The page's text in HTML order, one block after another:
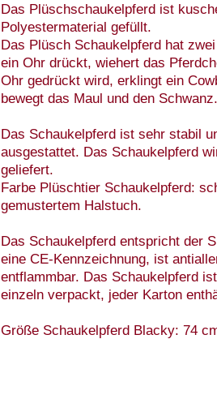
Das Plüschschaukelpferd ist
Polyestermaterial gefüllt.
Das Plüsch Schaukelpferd hat
ein Ohr drückt, wiehert das
Ohr gedrückt wird, erklingt ein
bewegt das Maul und den Schwanz.
Das Schaukelpferd ist sehr stabil
ausgestattet. Das Schaukelpferd
geliefert.
Farbe Plüschtier Schaukelpferd:
gemustertem Halstuch.
Das Schaukelpferd entspricht der
eine CE-Kennzeichnung, ist
entflammbar. Das Schaukelpferd
einzeln verpackt, jeder Karton
Größe Schaukelpferd Blacky: 74